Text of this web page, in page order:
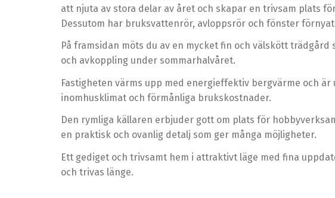
att njuta av stora delar av året och skapar en trivsam plats
Dessutom har bruksvattenrör, avloppsrör och fönster
På framsidan möts du av en mycket fin och välskött
och avkoppling under sommarhalvåret.
Fastigheten värms upp med energieffektiv bergvärme och
inomhusklimat och förmånliga brukskostnader.
Den rymliga källaren erbjuder gott om plats för
en praktisk och ovanlig detalj som ger många möjligheter.
Ett gediget och trivsamt hem i attraktivt läge med fina
och trivas länge.